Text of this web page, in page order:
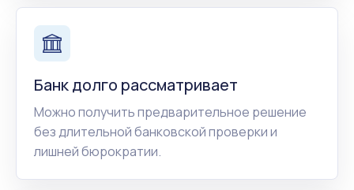
Банк долго рассматривает
Можно получить предварительное решение
без длительной банковской проверки и
лишней бюрократии.